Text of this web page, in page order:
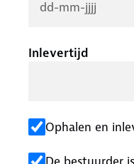
Inlevertijd
Ophalen en